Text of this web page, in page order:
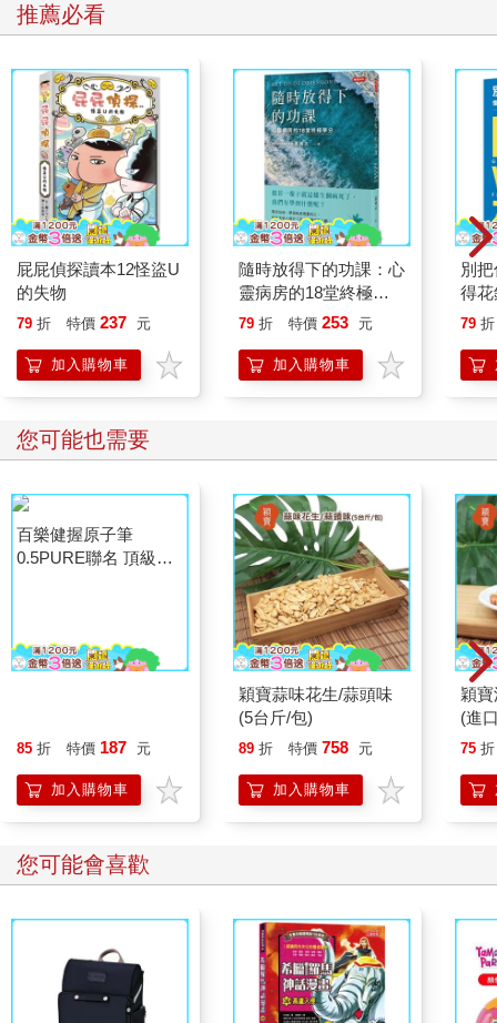
推薦必看
屁屁偵探讀本12怪盜U
的失物
79 折 特價 237 元
加入購物車
隨時放得下的功課：心
靈病房的18堂終極學
分
79 折 特價 253 元
加入購物車
別
得
—理
79 折
您可能也需要
桃(限量)
85 折 特價 187 元
加入購物車
穎寶蒜味花生/蒜頭味
(5台斤/包)
89 折 特價 758 元
加入購物車
穎
(進
75 折
您可能會喜歡